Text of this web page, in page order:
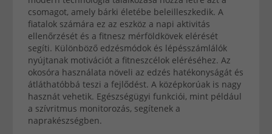
csomagot, amely bárki életébe beleilleszkedik. A
fiatalok számára ez az eszköz a napi aktivitás
ellenőrzését és a fitnesz mérföldkövek elérését
segíti. Különböző edzésmódok és lépésszámlálók
nyújtanak motivációt a fitneszcélok eléréséhez. Az
okosóra használata növeli az edzés hatékonyságát és
átláthatóbbá teszi a fejlődést. A középkorúak is nagy
hasznát vehetik. Egészségügyi funkciói, mint például
a szívritmus monitorozás, segítenek a
naprakészségben.